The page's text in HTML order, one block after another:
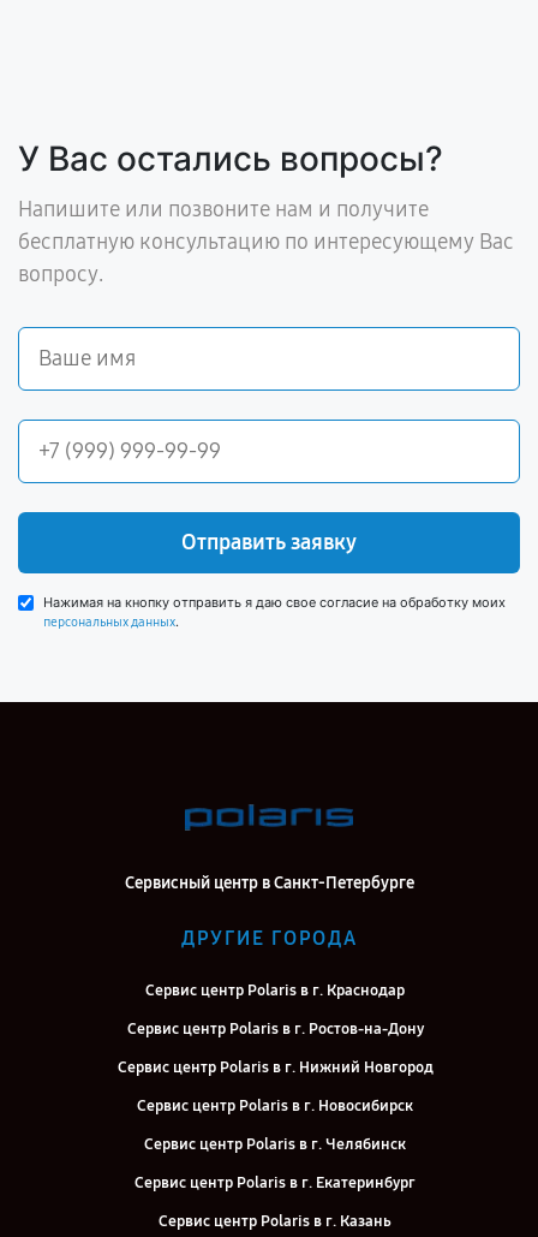
У Вас остались вопросы?
Напишите или позвоните нам и получите
бесплатную консультацию по интересующему Вас
вопросу.
Отправить заявку
Нажимая на кнопку отправить я даю свое согласие на обработку моих
персональных данных.
Сервисный центр в Санкт-Петербурге
ДРУГИЕ ГОРОДА
Сервис центр Polaris в г. Краснодар
Сервис центр Polaris в г. Ростов-на-Дону
Сервис центр Polaris в г. Нижний Новгород
Сервис центр Polaris в г. Новосибирск
Сервис центр Polaris в г. Челябинск
Сервис центр Polaris в г. Екатеринбург
Сервис центр Polaris в г. Казань